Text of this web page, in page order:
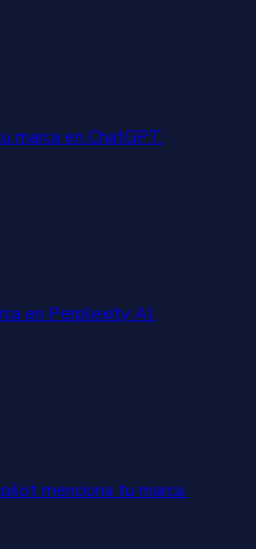
marca en ChatGPT.
en Perplexity AI.
menciona tu marca.